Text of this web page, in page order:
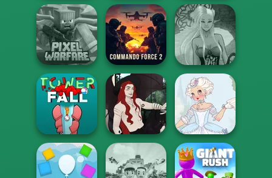
Gothic Heroine State Connect
Only Up 3D
Parkour Go
Ascend
Minecraft Pixel
Warfare
Commando
Force 2
Dark Mage
Creator